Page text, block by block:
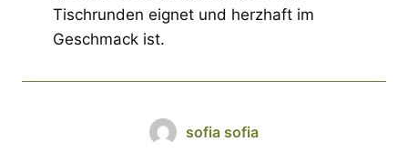
Tischrunden eignet und herzhaft im
Geschmack ist.
sofia sofia